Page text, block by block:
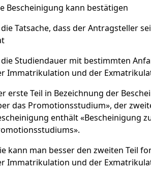
Bescheinigung kann bestätigen
die Tatsache, dass der Antragsteller
die Studiendauer mit bestimmten
Immatrikulation und der
erste Teil in Bezeichnung der
das Promotionsstudium», der
enthält «Bescheinigung
kann man besser den zweiten Teil
Immatrikulation und der